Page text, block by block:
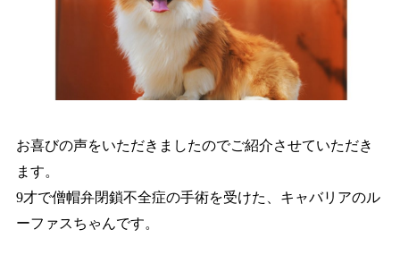
お喜びの声をいただきましたのでご紹介させていただき
ます。
9才で僧帽弁閉鎖不全症の手術を受けた、キャバリアのル
ーファスちゃんです。